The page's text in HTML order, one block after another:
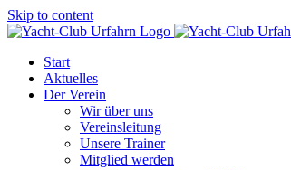
Skip to content
Start
Aktuelles
Der Verein
Wir über uns
Vereinsleitung
Unsere Trainer
Mitglied werden